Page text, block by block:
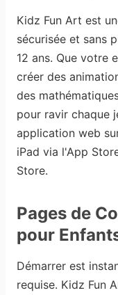
Kidz Fun Art est
sécurisée et sans
12 ans. Que votre
créer des
des
pour ravir chaque
application web
iPad via l'App
Store.
Pages de
pour
Démarrer est
requise. Kidz Fun